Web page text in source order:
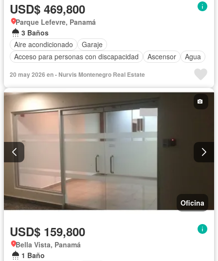
USD$ 469,800
Parque Lefevre, Panamá
3 Baños
Aire acondicionado
Garaje
Acceso para personas con discapacidad
Ascensor Agua
20 may 2026 en - Nurvis Montenegro Real Estate
Oficina
USD$ 159,800
Bella Vista, Panamá
1 Baño